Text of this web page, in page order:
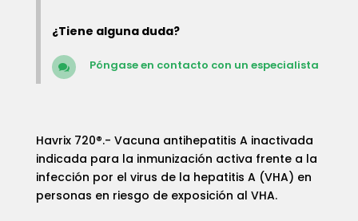
¿Tiene alguna duda?
 Póngase en contacto con un especialista
Havrix 720®.- Vacuna antihepatitis A inactivada
indicada para la inmunización activa frente a la
infección por el virus de la hepatitis A (VHA) en
personas en riesgo de exposición al VHA.